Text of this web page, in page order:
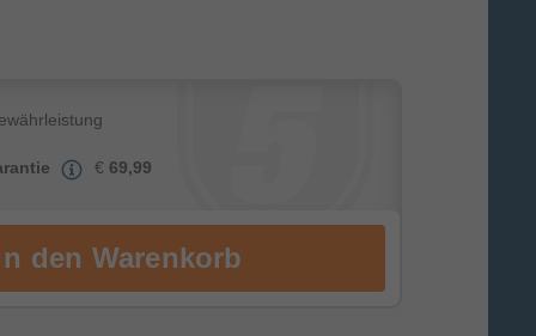
€ 69,99